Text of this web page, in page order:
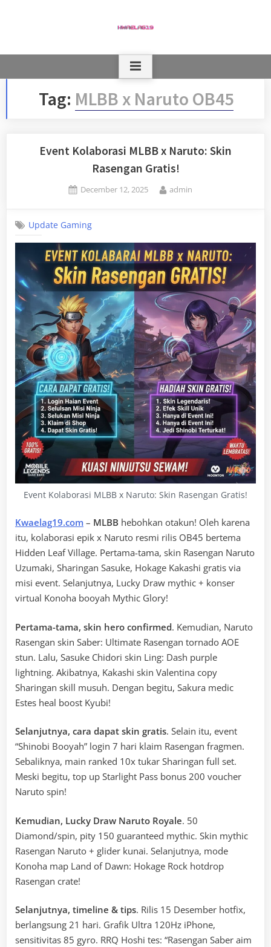
Tag: MLBB x Naruto OB45
Event Kolaborasi MLBB x Naruto: Skin
Rasengan Gratis!
Posted
December 12, 2025 By
admin
Update Gaming
Event Kolaborasi MLBB x Naruto: Skin Rasengan Gratis!
Kwaelag19.com – MLBB hebohkan otakun! Oleh karena
itu, kolaborasi epik x Naruto resmi rilis OB45 bertema
Hidden Leaf Village. Pertama-tama, skin Rasengan Naruto
Uzumaki, Sharingan Sasuke, Hokage Kakashi gratis via
misi event. Selanjutnya, Lucky Draw mythic + konser
virtual Konoha booyah Mythic Glory!
Pertama-tama, skin hero confirmed. Kemudian, Naruto
Rasengan skin Saber: Ultimate Rasengan tornado AOE
stun. Lalu, Sasuke Chidori skin Ling: Dash purple
lightning. Akibatnya, Kakashi skin Valentina copy
Sharingan skill musuh. Dengan begitu, Sakura medic
Estes heal boost Kyubi!
Selanjutnya, cara dapat skin gratis. Selain itu, event
“Shinobi Booyah” login 7 hari klaim Rasengan fragmen.
Sebaliknya, main ranked 10x tukar Sharingan full set.
Meski begitu, top up Starlight Pass bonus 200 voucher
Naruto spin!
Kemudian, Lucky Draw Naruto Royale. 50
Diamond/spin, pity 150 guaranteed mythic. Skin mythic
Rasengan Naruto + glider kunai. Selanjutnya, mode
Konoha map Land of Dawn: Hokage Rock hotdrop
Rasengan crate!
Selanjutnya, timeline & tips. Rilis 15 Desember hotfix,
berlangsung 21 hari. Grafik Ultra 120Hz iPhone,
sensitivitas 85 gyro. RRQ Hoshi tes: “Rasengan Saber aim